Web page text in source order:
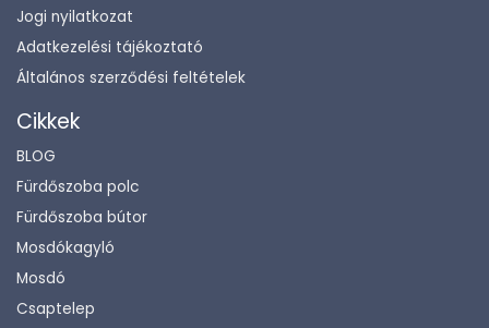
Jogi nyilatkozat
Adatkezelési tájékoztató
Általános szerződési feltételek
Cikkek
BLOG
Fürdőszoba polc
Fürdőszoba bútor
Mosdókagyló
Mosdó
Csaptelep